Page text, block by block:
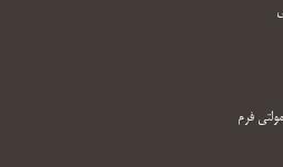
فرم